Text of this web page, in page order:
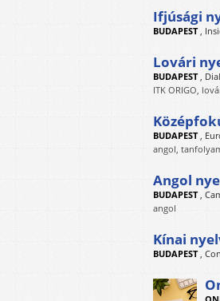
Ifjúsági
BUDAPEST,
Lovári
BUDAPEST,
ITK ORIGO,
BUDAPEST,
angol,
Angol
BUDAPEST,
angol
Kínai
BUDAPEST,